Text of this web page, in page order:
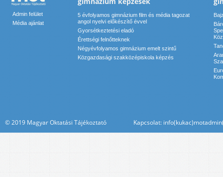
Admin felület
Média ajánlat
5 évfolyamos gimnázium film és média tagozat
angol nyelvi előkészítő évvel
Gyorsétkeztetési eladó
Érettségi felnőtteknek
Négyévfolyamos gimnázium emelt szintű
Közgazdasági szakközépiskola képzés
© 2019 Magyar Oktatási Tájékoztató Kapcsolat: